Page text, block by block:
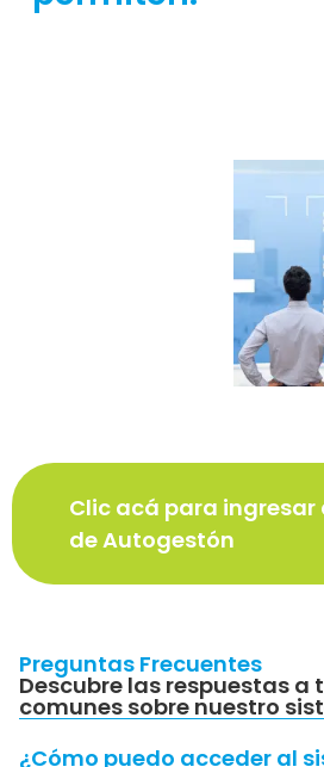
las
días
Clic acá para ingresar
de Autogestón
Preguntas Frecuentes
Descubre las respuestas a
comunes sobre nuestro
¿Cómo puedo acceder al